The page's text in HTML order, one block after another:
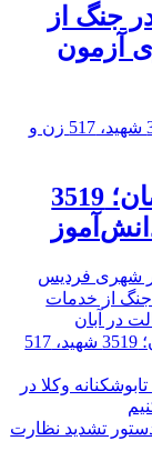
در جنگ از
آزمون
آمار شهدای جنگ رمضان؛ 3519
شهری فردیس
در جنگ از خدمات
در آبان
آمار شهدای جنگ رمضان؛ 3519 شهید، 517
وکلا در
تشدید نظارت